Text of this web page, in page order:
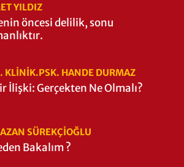
YILDIZ
öncesi delilik, sonu
KLINIK.PSK. HANDE DURMAZ
İlişki: Gerçekten Ne Olmalı?
SÜREKÇIOĞLU
Bakalım ?